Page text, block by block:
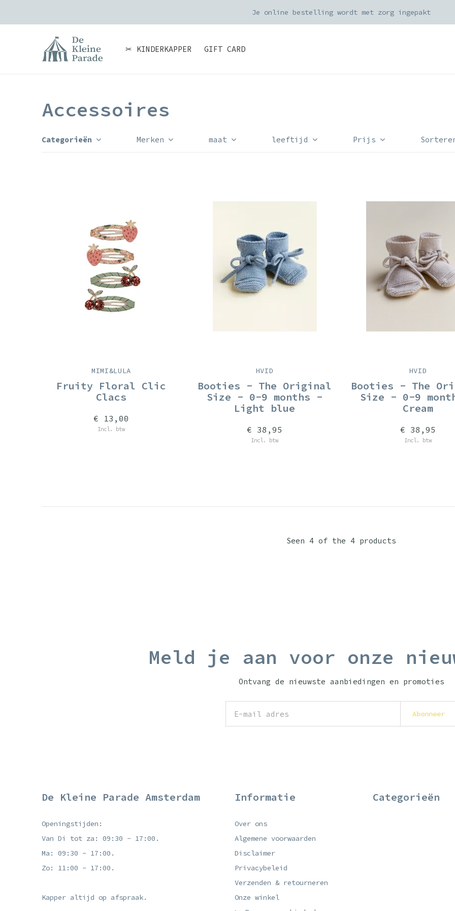
✂ KINDERKAPPER GIFT CARD
Je online bestelling wordt met zorg ingepakt
Accessoires
Categorieën Merken maat leeftijd Prijs
MIMI&LULA
Fruity Floral Clic
Clacs
€ 13,00
Incl. btw
HVID
Booties - The Original
Size - 0-9 months -
Light blue
€ 38,95
Incl. btw
HVID
Booties - The
Size - 0-9
Cream
€ 38,95
Incl. btw
Seen 4 of the 4 products
Meld je aan voor onze
Ontvang de nieuwste aanbiedingen en promoties
Abonneer
De Kleine Parade Amsterdam
Openingstijden:
Van Di tot za: 09:30 - 17:00.
Ma: 09:30 - 17:00.
Zo: 11:00 - 17:00.
Kapper altijd op afspraak.
Informatie
Over ons
Algemene voorwaarden
Disclaimer
Privacybeleid
Verzenden & retourneren
Onze winkel
Categorieën